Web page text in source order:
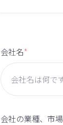
会社名*
会社の業種、市場